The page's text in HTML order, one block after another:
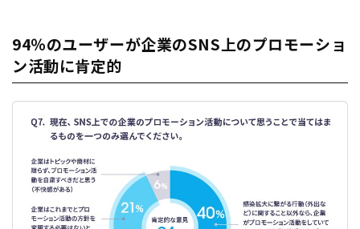
94％のユーザーが企業のSNS上のプロモーショ
ン活動に肯定的